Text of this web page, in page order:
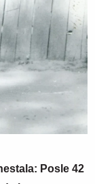
Posle 42